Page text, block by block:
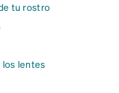
tu rostro
los lentes